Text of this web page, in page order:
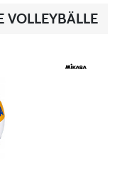
VOLLEYBÄLLE